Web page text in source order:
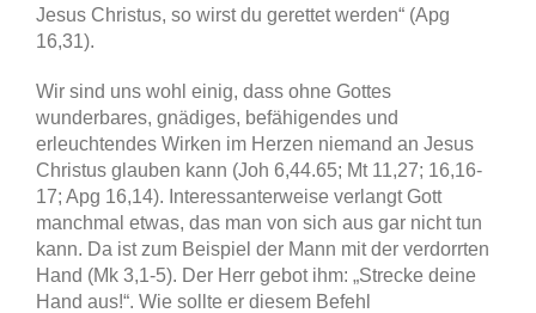
Jesus Christus, so wirst du gerettet werden“ (Apg
16,31).
Wir sind uns wohl einig, dass ohne Gottes
wunderbares, gnädiges, befähigendes und
erleuchtendes Wirken im Herzen niemand an Jesus
Christus glauben kann (Joh 6,44.65; Mt 11,27; 16,16-
17; Apg 16,14). Interessanterweise verlangt Gott
manchmal etwas, das man von sich aus gar nicht tun
kann. Da ist zum Beispiel der Mann mit der verdorrten
Hand (Mk 3,1-5). Der Herr gebot ihm: „Strecke deine
Hand aus!“. Wie sollte er diesem Befehl